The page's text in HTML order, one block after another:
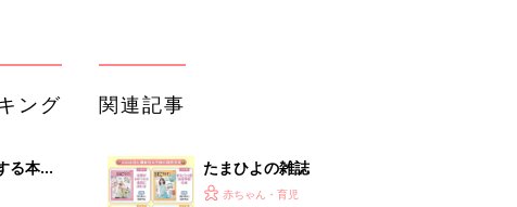
ング
る本
2才
関連記事
たまひよの雑誌
赤ちゃん・育児